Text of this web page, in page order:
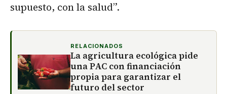
supuesto, con la salud”.
RELACIONADOS
La agricultura ecológica pide
una PAC con financiación
propia para garantizar el
futuro del sector